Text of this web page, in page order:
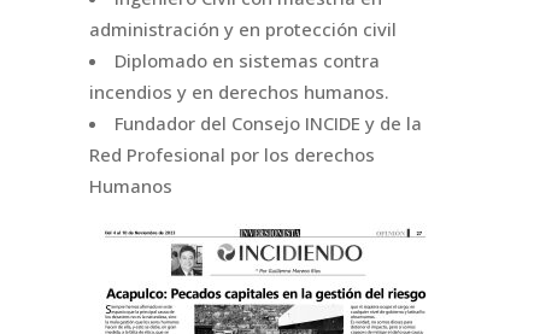
administración y en protección civil
Diplomado en sistemas contra
incendios y en derechos humanos.
Fundador del Consejo INCIDE y de la
Red Profesional por los derechos
Humanos